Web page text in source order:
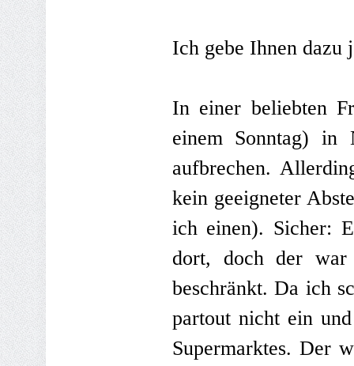
Ich gebe Ihnen dazu
In einer beliebten
einem Sonntag) in
aufbrechen.
kein geeigneter
ich einen). Sicher:
dort, doch der
beschränkt. Da ich
partout nicht ein
Supermarktes. Der